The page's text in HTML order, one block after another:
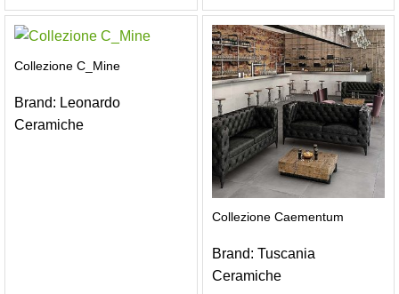
Collezione C_Mine
Brand: Leonardo
Ceramiche
Collezione Caementum
Brand: Tuscania
Ceramiche